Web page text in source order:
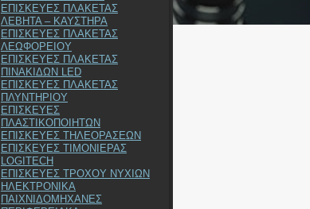
ΕΠΙΣΚΕΥΕΣ ΠΛΑΚΕΤΑΣ
ΛΕΒΗΤΑ – ΚΑΥΣΤΗΡΑ
ΕΠΙΣΚΕΥΕΣ ΠΛΑΚΕΤΑΣ
ΛΕΩΦΟΡΕΙΟΥ
ΕΠΙΣΚΕΥΕΣ ΠΛΑΚΕΤΑΣ
ΠΙΝΑΚΙΔΩΝ LED
ΕΠΙΣΚΕΥΕΣ ΠΛΑΚΕΤΑΣ
ΠΛΥΝΤΗΡΙΟΥ
ΕΠΙΣΚΕΥΕΣ
ΠΛΑΣΤΙΚΟΠΟΙΗΤΩΝ
ΕΠΙΣΚΕΥΕΣ ΤΗΛΕΟΡΑΣΕΩΝ
ΕΠΙΣΚΕΥΕΣ ΤΙΜΟΝΙΕΡΑΣ
LOGITECH
ΕΠΙΣΚΕΥΕΣ ΤΡΟΧΟΥ ΝΥΧΙΩΝ
ΗΛΕΚΤΡΟΝΙΚΑ
ΠΑΙΧΝΙΔΟΜΗΧΑΝΕΣ